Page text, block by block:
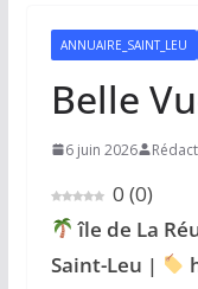
ANNUAIRE_SAINT_LEU
Belle
6 juin 2026
0 (0)
île de La
Saint-Leu |